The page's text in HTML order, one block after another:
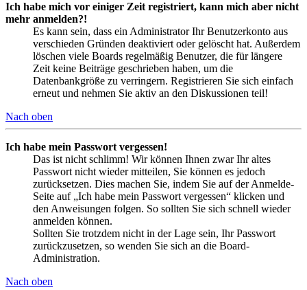
Ich habe mich vor einiger Zeit registriert, kann mich aber nicht
mehr anmelden?!
Es kann sein, dass ein Administrator Ihr Benutzerkonto aus
verschieden Gründen deaktiviert oder gelöscht hat. Außerdem
löschen viele Boards regelmäßig Benutzer, die für längere
Zeit keine Beiträge geschrieben haben, um die
Datenbankgröße zu verringern. Registrieren Sie sich einfach
erneut und nehmen Sie aktiv an den Diskussionen teil!
Nach oben
Ich habe mein Passwort vergessen!
Das ist nicht schlimm! Wir können Ihnen zwar Ihr altes
Passwort nicht wieder mitteilen, Sie können es jedoch
zurücksetzen. Dies machen Sie, indem Sie auf der Anmelde-
Seite auf „Ich habe mein Passwort vergessen“ klicken und
den Anweisungen folgen. So sollten Sie sich schnell wieder
anmelden können.
Sollten Sie trotzdem nicht in der Lage sein, Ihr Passwort
zurückzusetzen, so wenden Sie sich an die Board-
Administration.
Nach oben